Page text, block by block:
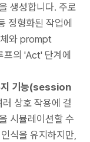
생성합니다. 주로
정형화된 작업에
와 prompt
의 'Act' 단계에
지 기능(session
상호 작용에 걸
시뮬레이션할 수
식을 유지하지만,